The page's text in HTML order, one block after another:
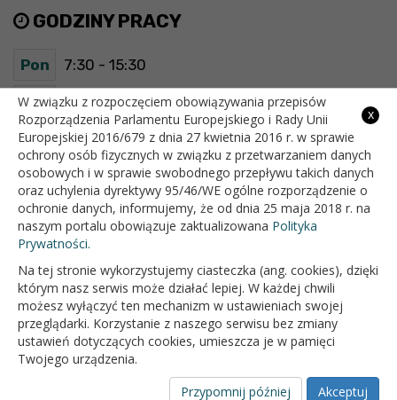
GODZINY PRACY
Pon 7:30 - 15:30
Wt 7:30 - 15:30
Śr 7:30 - 15:30
Czw 7:30 - 15:30
Pt 7:30 - 15:30
OFICJALNY SERWIS INTERNETOWY GMINY BIAŁOPOLE
x
W związku z rozpoczęciem obowiązywania przepisów
Rozporządzenia Parlamentu Europejskiego i Rady Unii
Europejskiej 2016/679 z dnia 27 kwietnia 2016 r. w sprawie
ochrony osób fizycznych w związku z przetwarzaniem danych
osobowych i w sprawie swobodnego przepływu takich danych
oraz uchylenia dyrektywy 95/46/WE ogólne rozporządzenie o
ochronie danych, informujemy, że od dnia 25 maja 2018 r. na
naszym portalu obowiązuje zaktualizowana Polityka
Prywatności.
Na tej stronie wykorzystujemy ciasteczka (ang. cookies), dzięki
którym nasz serwis może działać lepiej. W każdej chwili
możesz wyłączyć ten mechanizm w ustawieniach swojej
przeglądarki. Korzystanie z naszego serwisu bez zmiany
ustawień dotyczących cookies, umieszcza je w pamięci
Twojego urządzenia.
Akceptuj
Przypomnij później